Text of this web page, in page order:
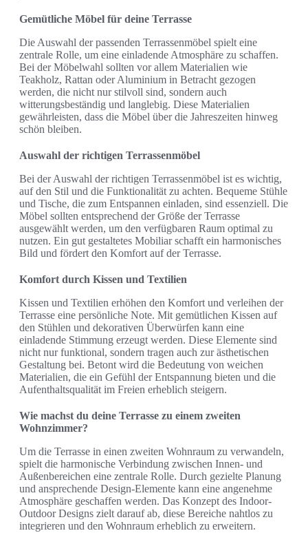
Gemütliche Möbel für deine Terrasse
Die Auswahl der passenden Terrassenmöbel spielt eine
zentrale Rolle, um eine einladende Atmosphäre zu schaffen.
Bei der Möbelwahl sollten vor allem Materialien wie
Teakholz, Rattan oder Aluminium in Betracht gezogen
werden, die nicht nur stilvoll sind, sondern auch
witterungsbeständig und langlebig. Diese Materialien
gewährleisten, dass die Möbel über die Jahreszeiten hinweg
schön bleiben.
Auswahl der richtigen Terrassenmöbel
Bei der Auswahl der richtigen Terrassenmöbel ist es wichtig,
auf den Stil und die Funktionalität zu achten. Bequeme Stühle
und Tische, die zum Entspannen einladen, sind essenziell. Die
Möbel sollten entsprechend der Größe der Terrasse
ausgewählt werden, um den verfügbaren Raum optimal zu
nutzen. Ein gut gestaltetes Mobiliar schafft ein harmonisches
Bild und fördert den Komfort auf der Terrasse.
Komfort durch Kissen und Textilien
Kissen und Textilien erhöhen den Komfort und verleihen der
Terrasse eine persönliche Note. Mit gemütlichen Kissen auf
den Stühlen und dekorativen Überwürfen kann eine
einladende Stimmung erzeugt werden. Diese Elemente sind
nicht nur funktional, sondern tragen auch zur ästhetischen
Gestaltung bei. Betont wird die Bedeutung von weichen
Materialien, die ein Gefühl der Entspannung bieten und die
Aufenthaltsqualität im Freien erheblich steigern.
Wie machst du deine Terrasse zu einem zweiten
Wohnzimmer?
Um die Terrasse in einen zweiten Wohnraum zu verwandeln,
spielt die harmonische Verbindung zwischen Innen- und
Außenbereichen eine zentrale Rolle. Durch gezielte Planung
und ansprechende Design-Elemente kann eine angenehme
Atmosphäre geschaffen werden. Das Konzept des Indoor-
Outdoor Designs zielt darauf ab, diese Bereiche nahtlos zu
integrieren und den Wohnraum erheblich zu erweitern.